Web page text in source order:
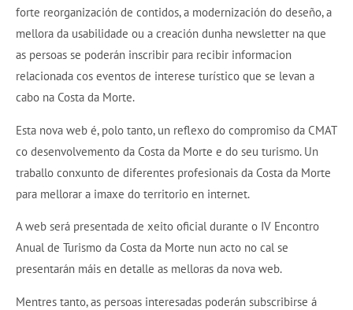
forte reorganización de contidos, a modernización do deseño, a
mellora da usabilidade ou a creación dunha newsletter na que
as persoas se poderán inscribir para recibir informacion
relacionada cos eventos de interese turístico que se levan a
cabo na Costa da Morte.
Esta nova web é, polo tanto, un reflexo do compromiso da CMAT
co desenvolvemento da Costa da Morte e do seu turismo. Un
traballo conxunto de diferentes profesionais da Costa da Morte
para mellorar a imaxe do territorio en internet.
A web será presentada de xeito oficial durante o IV Encontro
Anual de Turismo da Costa da Morte nun acto no cal se
presentarán máis en detalle as melloras da nova web.
Mentres tanto, as persoas interesadas poderán subscribirse á